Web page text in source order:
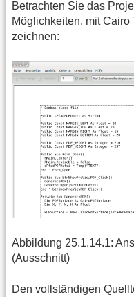
Betrachten Sie das
Möglichkeiten, mit Cairo
zeichnen:
Abbildung 25.1.14.1:
(Ausschnitt)
Den vollständigen